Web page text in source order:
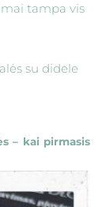
tampa vis
su didele
– kai pirmasis